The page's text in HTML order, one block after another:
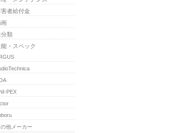
害者給付金
類
・スペック
PEX
の他メーカー